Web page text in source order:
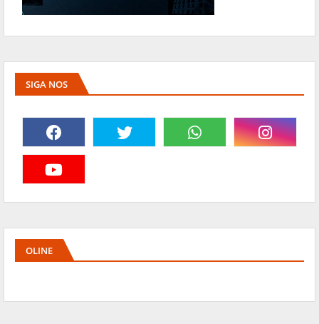
SIGA NOS
OLINE